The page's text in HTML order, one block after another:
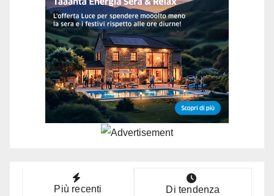
Più recenti Di tendenza